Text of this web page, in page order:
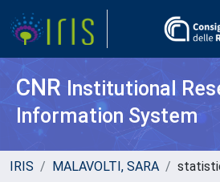
CNR Institutional
Information System
IRIS MALAVOLTI, SARA